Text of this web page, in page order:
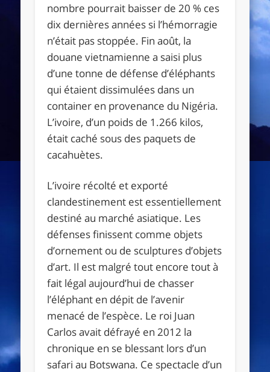
nombre pourrait baisser de 20 % ces
dix dernières années si l’hémorragie
n’était pas stoppée. Fin août, la
douane vietnamienne a saisi plus
d’une tonne de défense d’éléphants
qui étaient dissimulées dans un
container en provenance du Nigéria.
L’ivoire, d’un poids de 1.266 kilos,
était caché sous des paquets de
cacahuètes.
L’ivoire récolté et exporté
clandestinement est essentiellement
destiné au marché asiatique. Les
défenses finissent comme objets
d’ornement ou de sculptures d’objets
d’art. Il est malgré tout encore tout à
fait légal aujourd’hui de chasser
l’éléphant en dépit de l’avenir
menacé de l’espèce. Le roi Juan
Carlos avait défrayé en 2012 la
chronique en se blessant lors d’un
safari au Botswana. Ce spectacle d’un